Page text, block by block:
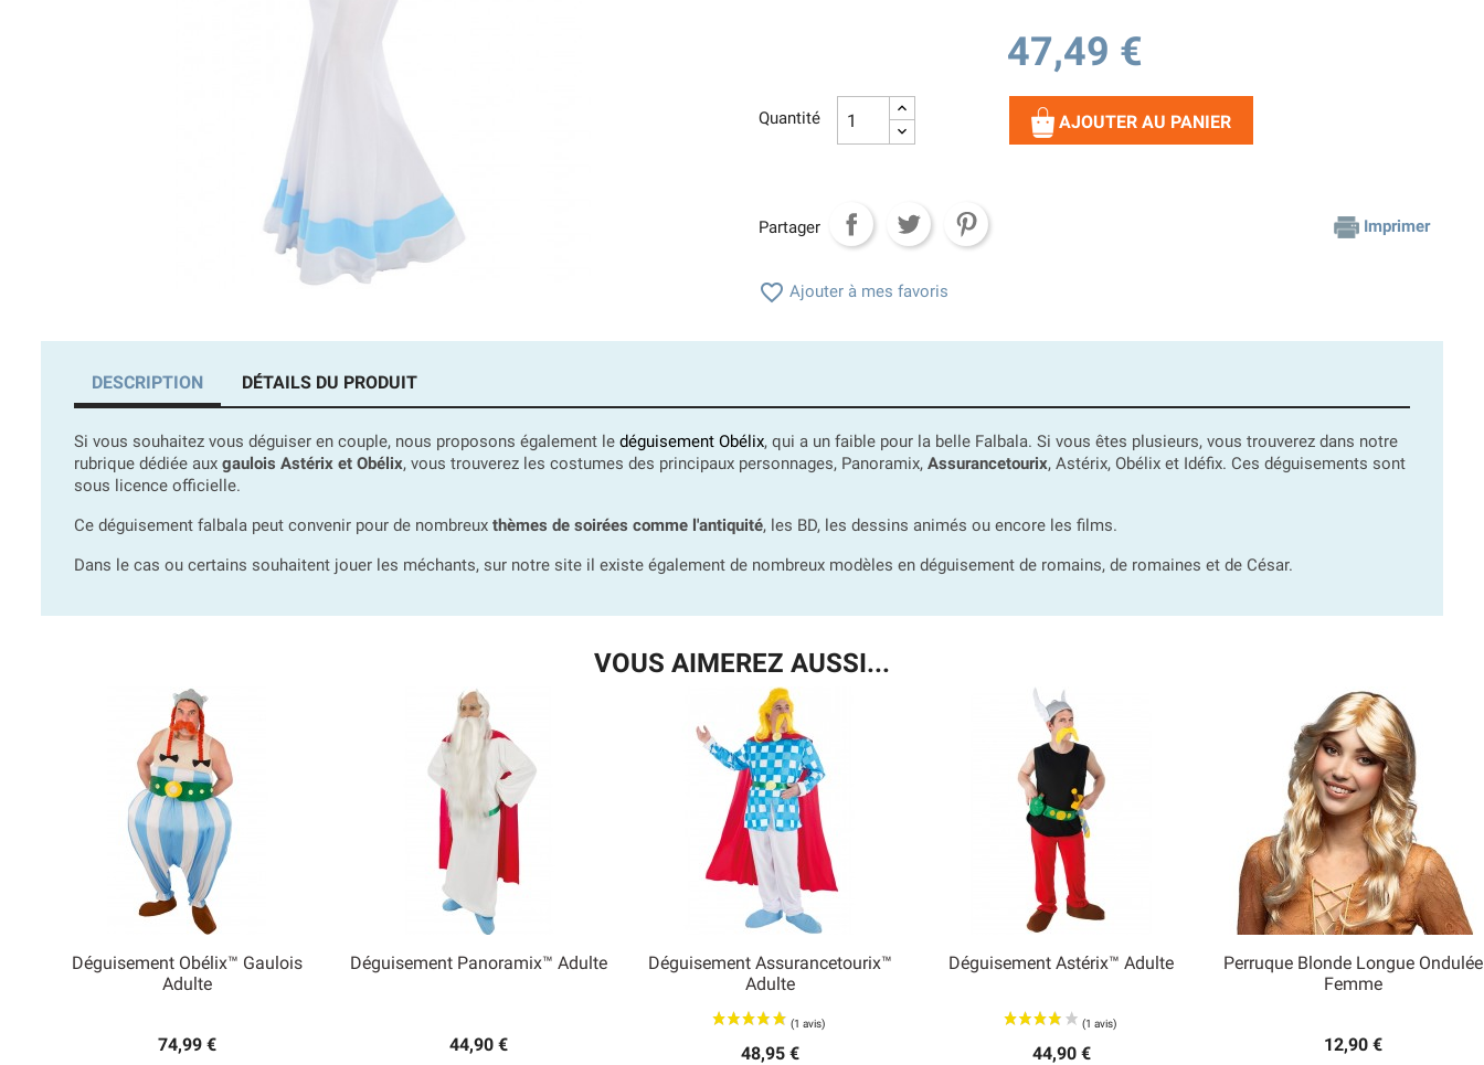
47,49 €
Quantité AJOUTER AU PANIER
Partager Imprimer
 Ajouter à mes favoris
DESCRIPTION DÉTAILS DU PRODUIT
Si vous souhaitez vous déguiser en couple, nous proposons également le déguisement Obélix, qui a un faible pour la belle Falbala. Si vous êtes plusieurs, vous trouverez dans notre
rubrique dédiée aux gaulois Astérix et Obélix, vous trouverez les costumes des principaux personnages, Panoramix, Assurancetourix, Astérix, Obélix et Idéfix. Ces déguisements sont
sous licence officielle.
Ce déguisement falbala peut convenir pour de nombreux thèmes de soirées comme l'antiquité, les BD, les dessins animés ou encore les films.
Dans le cas ou certains souhaitent jouer les méchants, sur notre site il existe également de nombreux modèles en déguisement de romains, de romaines et de César.
VOUS AIMEREZ AUSSI...
Déguisement Obélix™ Gaulois
Adulte
74,99 €
Aperçu rapide
Déguisement Panoramix™ Adulte
44,90 €
Déguisement Assurancetourix™
Adulte
48,95 €
Aperçu rapide
Déguisement Astérix™ Adulte
44,90 €
Perruque Blonde Longue Ondulée
Femme
12,90 €
Aperçu rapide